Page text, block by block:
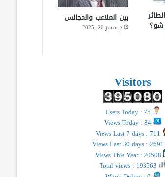
شو؟
بين الملاعب والمجالس
ديسمبر 20, 2025
Visitors